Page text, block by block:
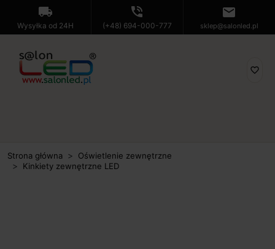
local_shipping
Wysyłka od 24H
phone_in_talk
(+48) 694-000-777
mail
sklep@salonled.pl
favorite_border
Strona główna
Oświetlenie zewnętrzne
Kinkiety zewnętrzne LED